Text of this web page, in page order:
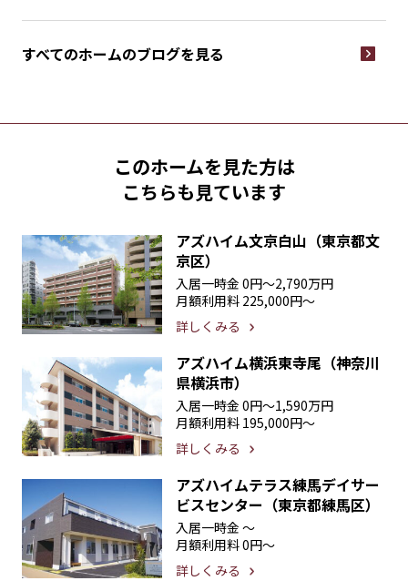
すべてのホームのブログを見る
このホームを見た方は
こちらも見ています
アズハイム文京白山（東京都文
京区）
入居一時金 0円〜2,790万円
月額利用料 225,000円〜
詳しくみる
アズハイム横浜東寺尾（神奈川
県横浜市）
入居一時金 0円〜1,590万円
月額利用料 195,000円〜
詳しくみる
アズハイムテラス練馬デイサー
ビスセンター（東京都練馬区）
入居一時金 〜
月額利用料0円〜
詳しくみる